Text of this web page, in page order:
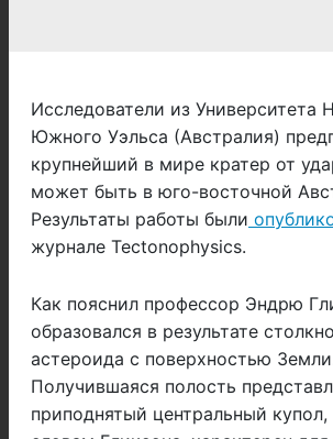
Исследователи из Университета
Южного Уэльса (Австралия)
крупнейший в мире кратер от
может быть в юго-восточной
Результаты работы были
журнале Tectonophysics.
Как пояснил профессор Эндрю
образовался в результате
астероида с поверхностью
Получившаяся полость
приподнятый центральный